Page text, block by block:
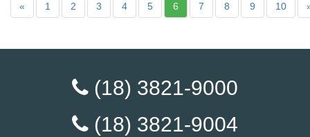
« 1 2 3 4 5 6 7 8 9 10
(18) 3821-9000
(18) 3821-9004